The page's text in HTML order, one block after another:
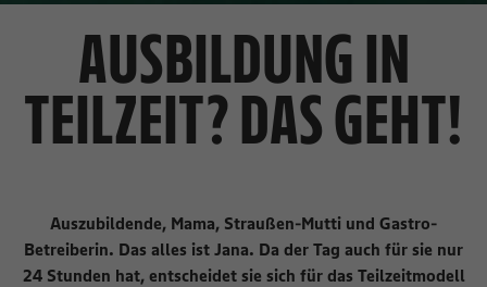
AUSBILDUNG IN
TEILZEIT? DAS GEHT!
Auszubildende, Mama, Straußen-Mutti und Gastro-
Betreiberin. Das alles ist Jana. Da der Tag auch für sie nur
24 Stunden hat, entscheidet sie sich für das Teilzeitmodell